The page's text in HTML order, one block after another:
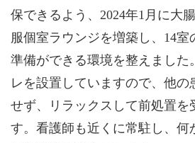
保できるよう、2024年1月に大
服個室ラウンジを増築し、14室
準備ができる環境を整えました
レを設置していますので、他の
せず、リラックスして前処置を
す。看護師も近くに常駐し、何